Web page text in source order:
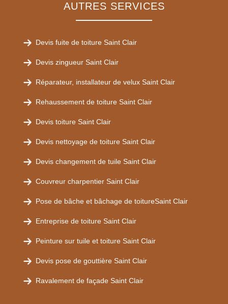
AUTRES SERVICES
Devis fuite de toiture Saint Clair
Devis zingueur Saint Clair
Réparateur, installateur de velux Saint Clair
Rehaussement de toiture Saint Clair
Devis toiture Saint Clair
Devis nettoyage de toiture Saint Clair
Devis changement de tuile Saint Clair
Couvreur charpentier Saint Clair
Pose de bâche et bâchage de toitureSaint Clair
Entreprise de toiture Saint Clair
Peinture sur tuile et toiture Saint Clair
Devis pose de gouttière Saint Clair
Ravalement de façade Saint Clair